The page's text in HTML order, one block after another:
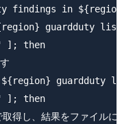
findings in
guardduty
]; then
guardduty
]; then
得し、結果をファイルに